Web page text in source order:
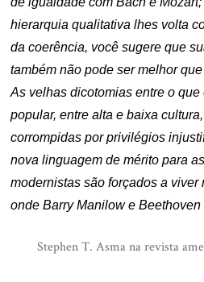
hierarquia qualitativa lhes volta
da coerência, você sugere que
também não pode ser melhor
As velhas dicotomias entre o
popular, entre alta e baixa
corrompidas por privilégios
nova linguagem de mérito para
modernistas são forçados a
onde Barry Manilow e Beethoven
Stephen T. Asma na revista